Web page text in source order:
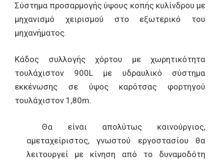
Σύστημα προσαρμογής ύψους κοπής κυλίνδρου με
μηχανισμό χειρισμού στο εξωτερικό του
μηχανήματος.
Κάδος συλλογής χόρτου με χωρητικότητα
τουλάχιστον 900L με υδραυλικό σύστημα
εκκένωσης σε ύψος καρότσας φορτηγού
τουλάχιστον 1,80m.
Θα είναι απολύτως καινούργιος,
αμεταχείριστος, γνωστού εργοστασίου θα
λειτουργεί με κίνηση από το δυναμοδότη